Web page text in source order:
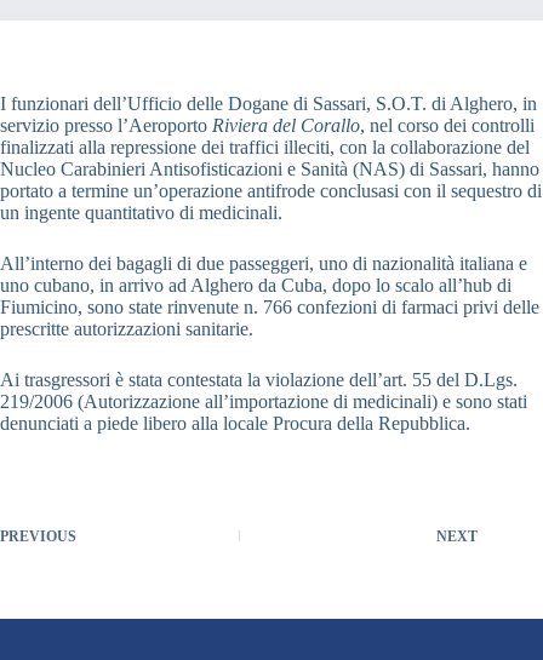
I funzionari dell’Ufficio delle Dogane di Sassari, S.O.T. di Alghero, in
servizio presso l’Aeroporto Riviera del Corallo, nel corso dei controlli
finalizzati alla repressione dei traffici illeciti, con la collaborazione del
Nucleo Carabinieri Antisofisticazioni e Sanità (NAS) di Sassari, hanno
portato a termine un’operazione antifrode conclusasi con il sequestro di
un ingente quantitativo di medicinali.
All’interno dei bagagli di due passeggeri, uno di nazionalità italiana e
uno cubano, in arrivo ad Alghero da Cuba, dopo lo scalo all’hub di
Fiumicino, sono state rinvenute n. 766 confezioni di farmaci privi delle
prescritte autorizzazioni sanitarie.
Ai trasgressori è stata contestata la violazione dell’art. 55 del D.Lgs.
219/2006 (Autorizzazione all’importazione di medicinali) e sono stati
denunciati a piede libero alla locale Procura della Repubblica.
PREVIOUS NEXT